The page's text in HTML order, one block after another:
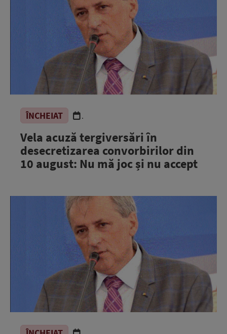
ÎNCHEIAT .
Vela acuză tergiversări în
desecretizarea convorbirilor din
10 august: Nu mă joc și nu accept